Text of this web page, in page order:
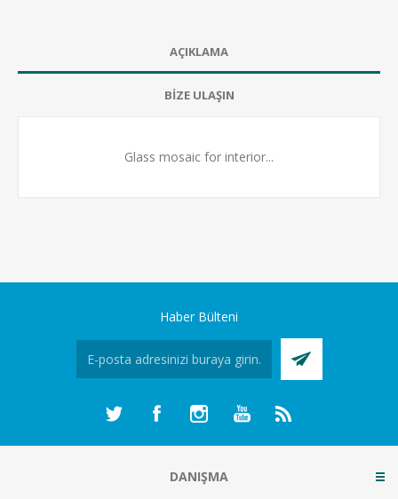
AÇIKLAMA
BİZE ULAŞIN
Glass mosaic for interior...
Haber Bülteni
DANIŞMA